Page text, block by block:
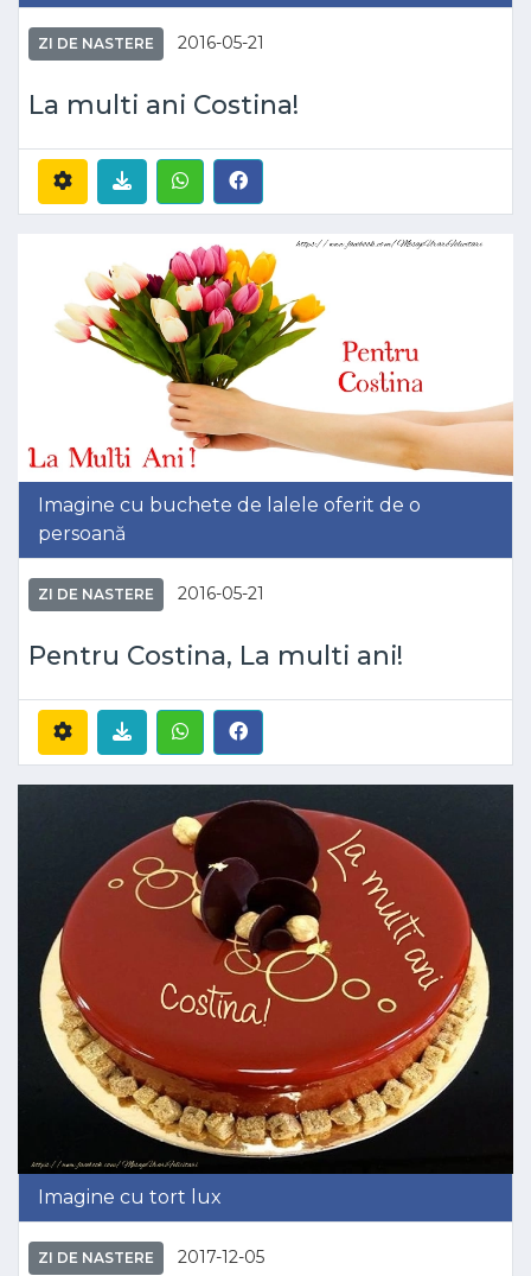
ZI DE NASTERE 2016-05-21
La multi ani Costina!
Imagine cu buchete de lalele oferit de o
persoană
ZI DE NASTERE 2016-05-21
Pentru Costina, La multi ani!
Imagine cu tort lux
ZI DE NASTERE 2017-12-05